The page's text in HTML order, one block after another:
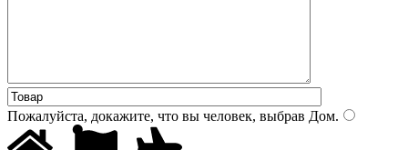
Пожалуйста, докажите, что вы человек, выбрав Дом.